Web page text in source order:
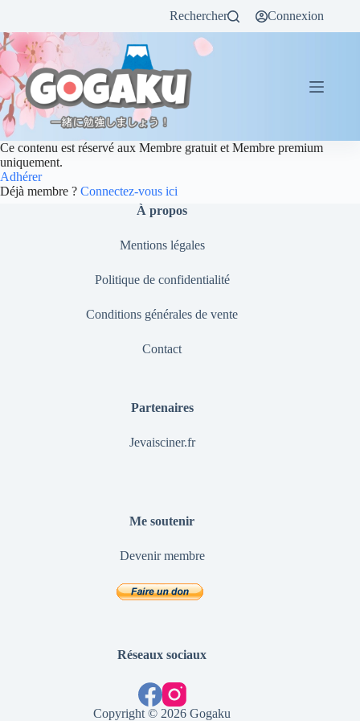
Rechercher Connexion
Ce contenu est réservé aux Membre gratuit et Membre premium
uniquement.
Adhérer
Déjà membre ? Connectez-vous ici
À propos
Mentions légales
Politique de confidentialité
Conditions générales de vente
Contact
Partenaires
Jevaisciner.fr
Me soutenir
Devenir membre
Réseaux sociaux
Copyright © 2026 Gogaku